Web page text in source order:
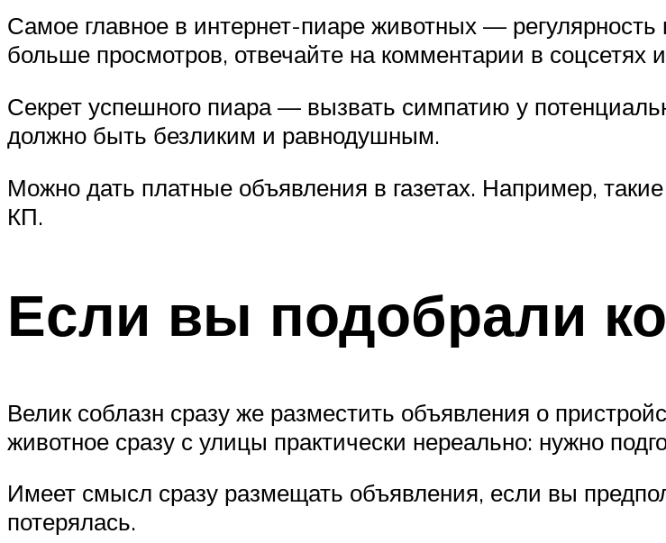
Самое главное в интернет-пиаре животных —
больше просмотров, отвечайте на комментарии в соцсетях
Секрет успешного пиара — вызвать симпатию у
должно быть безликим и равнодушным.
Можно дать платные объявления в газетах. Например,
КП.
Если вы подобрали
Велик соблазн сразу же разместить объявления о
животное сразу с улицы практически нереально: нужно
Имеет смысл сразу размещать объявления, если вы
потерялась.